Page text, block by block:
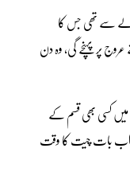
سے تھی جس کا
جو 5 اگست کو اپنے عروج پر پہنچے گی، وہ دن
کسی بھی قسم کے
’اب بات چیت کا وقت